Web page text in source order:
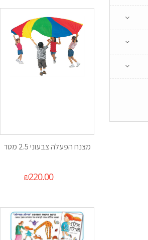
מצנח הפעלה צבעוני 2.5 מטר
₪220.00